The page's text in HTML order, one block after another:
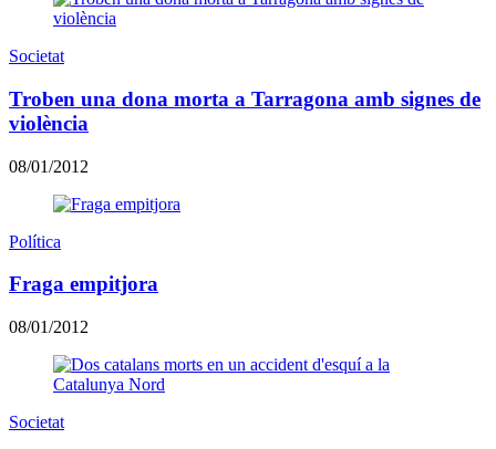
Societat
Troben una dona morta a Tarragona amb signes de
violència
08/01/2012
Política
Fraga empitjora
08/01/2012
Societat